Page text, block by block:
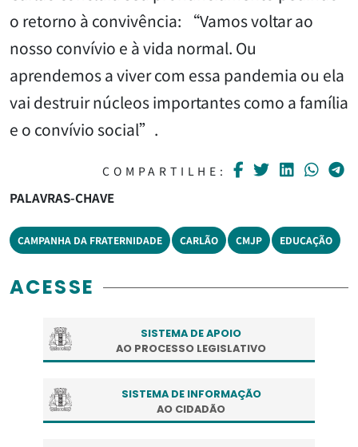
o retorno à convivência: “Vamos voltar ao
nosso convívio e à vida normal. Ou
aprendemos a viver com essa pandemia ou ela
vai destruir núcleos importantes como a família
e o convívio social”.
COMPARTILHE:
PALAVRAS-CHAVE
CAMPANHA DA FRATERNIDADE CARLÃO CMJP EDUCAÇÃO
ACESSE
SISTEMA DE APOIO
AO PROCESSO LEGISLATIVO
SISTEMA DE INFORMAÇÃO
AO CIDADÃO